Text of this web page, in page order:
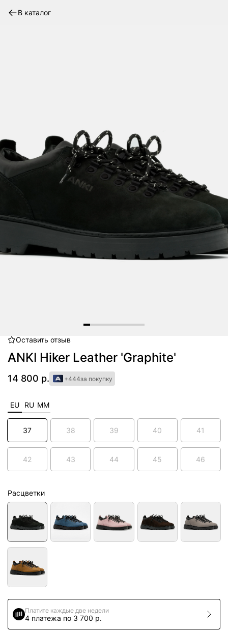
В каталог
ItemОставить отзыв
ANKI Hiker Leather 'Graphite'
14 800 р. +444за покупку
EU RU MM
37 38 39 40 41
42 43 44 45 46
Расцветки
Платите каждые две недели
4 платежа по 3 700 р.